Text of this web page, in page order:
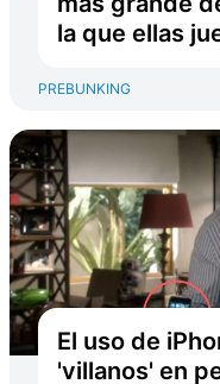
la que ellas
PREBUNKING
El uso de
'villanos' en